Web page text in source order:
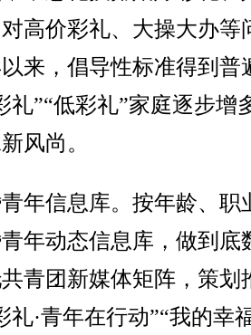
高价彩礼、大操大办等
来，倡导性标准得到普
礼”“低彩礼”家庭逐步增
风尚。
信息库。按年龄、职
年动态信息库，做到底
青团新媒体矩阵，策划
礼·青年在行动”“我的幸